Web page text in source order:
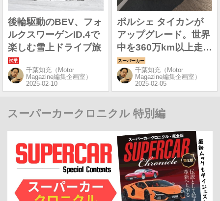
後輪駆動のBEV、フォ
ルクスワーゲンID.4で
楽しむ雪上ドライブ旅
千葉知充（Motor
Magazine編集企画室）
ポルシェ タイカンが
アップグレード。世界
中を360万km以上走破
して開発されたピュア
EV
千葉知充（Motor
Magazine編集企画室）
スーパーカークロニクル 特別編